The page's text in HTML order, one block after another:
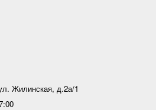
Жилинская, д.2а/1